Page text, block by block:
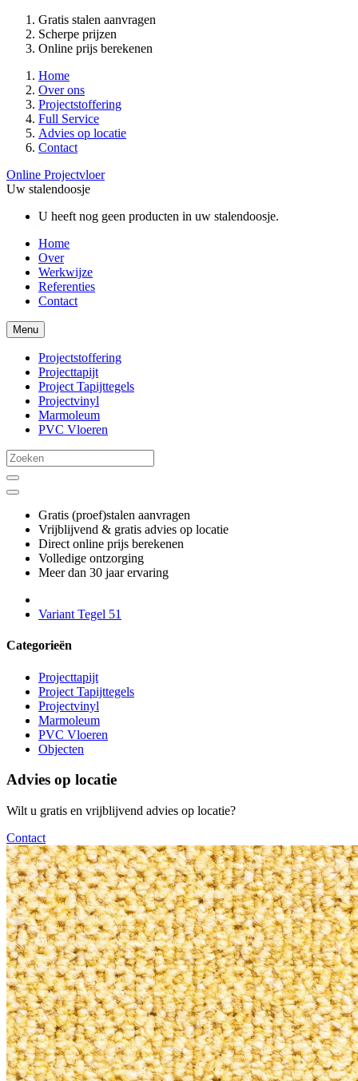
Gratis stalen aanvragen
Scherpe prijzen
Online prijs berekenen
Home
Over ons
Projectstoffering
Full Service
Advies op locatie
Contact
Online Projectvloer
Uw stalendoosje
U heeft nog geen producten in uw stalendoosje.
Home
Over
Werkwijze
Referenties
Contact
Menu
Projectstoffering
Projecttapijt
Project Tapijttegels
Projectvinyl
Marmoleum
PVC Vloeren
Gratis (proef)stalen aanvragen
Vrijblijvend & gratis advies op locatie
Direct online prijs berekenen
Volledige ontzorging
Meer dan 30 jaar ervaring
Variant Tegel 51
Categorieën
Projecttapijt
Project Tapijttegels
Projectvinyl
Marmoleum
PVC Vloeren
Objecten
Advies op locatie
Wilt u gratis en vrijblijvend advies op locatie?
Contact